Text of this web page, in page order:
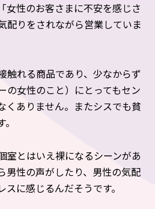
女性のお客さまに不安を感じさ
配りをされながら営業していま
触れる商品であり、少なからず
の女性のこと）にとってもセン
くありません。またシスでも貧
室とはいえ裸になるシーンがあ
男性の声がしたり、男性の気配
に感じるんだそうです。